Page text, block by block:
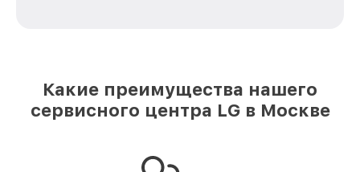
Какие преимущества нашего
сервисного центра LG в Москве